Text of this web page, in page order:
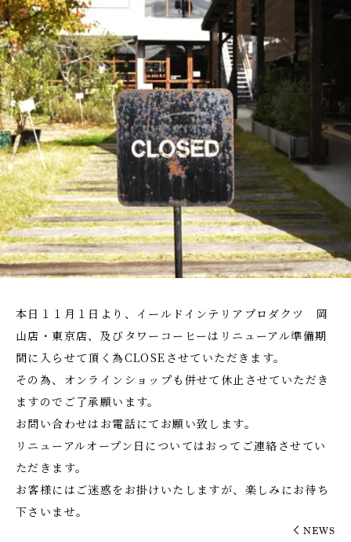
本日１１月１日より、イールドインテリアプロダクツ 岡
山店・東京店、及びタワーコーヒーはリニューアル準備期
間に入らせて頂く為CLOSEさせていただきます。
その為、オンラインショップも併せて休止させていただき
ますのでご了承願います。
お問い合わせはお電話にてお願い致します。
リニューアルオープン日についてはおってご連絡させてい
ただきます。
お客様にはご迷惑をお掛けいたしますが、楽しみにお待ち
下さいませ。
NEWS